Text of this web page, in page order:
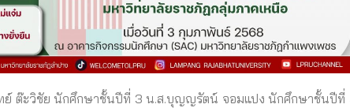
ะวิชัย นักศึกษาชั้นปีที่ 3 น.ส.บุญญรัตน์ จอมแปง นักศึกษาชั้นปีที่